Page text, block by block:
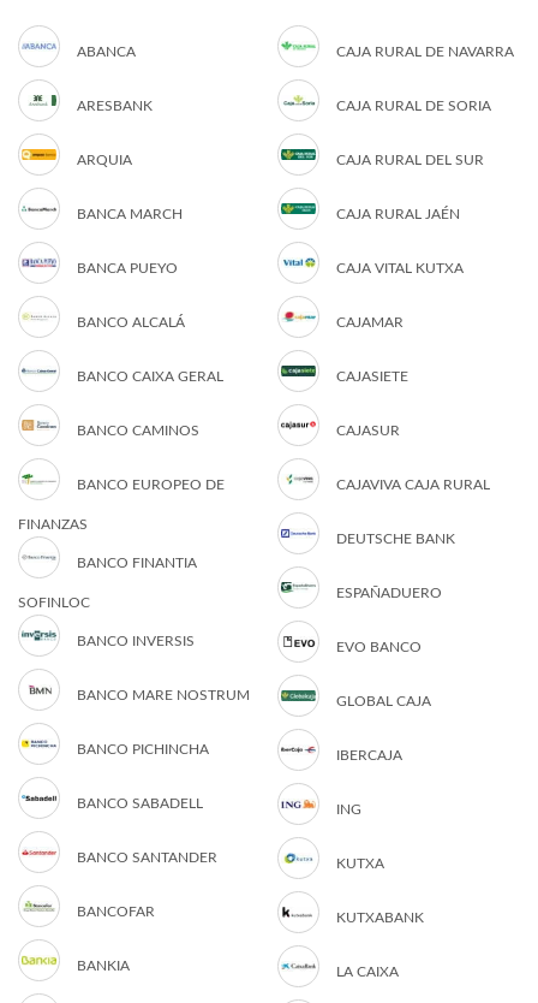
ABANCA
ARESBANK
ARQUIA
BANCA MARCH
BANCA PUEYO
BANCO ALCALÁ
BANCO CAIXA GERAL
BANCO CAMINOS
BANCO EUROPEO DE
FINANZAS
BANCO FINANTIA
SOFINLOC
BANCO INVERSIS
BANCO MARE NOSTRUM
BANCO PICHINCHA
BANCO SABADELL
BANCO SANTANDER
BANCOFAR
BANKIA
CAJA RURAL DE NAVARRA
CAJA RURAL DE SORIA
CAJA RURAL DEL SUR
CAJA RURAL JAÉN
CAJA VITAL KUTXA
CAJAMAR
CAJASIETE
CAJASUR
CAJAVIVA CAJA RURAL
DEUTSCHE BANK
ESPAÑADUERO
EVO BANCO
GLOBAL CAJA
IBERCAJA
ING
KUTXA
KUTXABANK
LA CAIXA